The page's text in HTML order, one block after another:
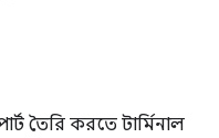
তৈরি করতে টার্মিনাল